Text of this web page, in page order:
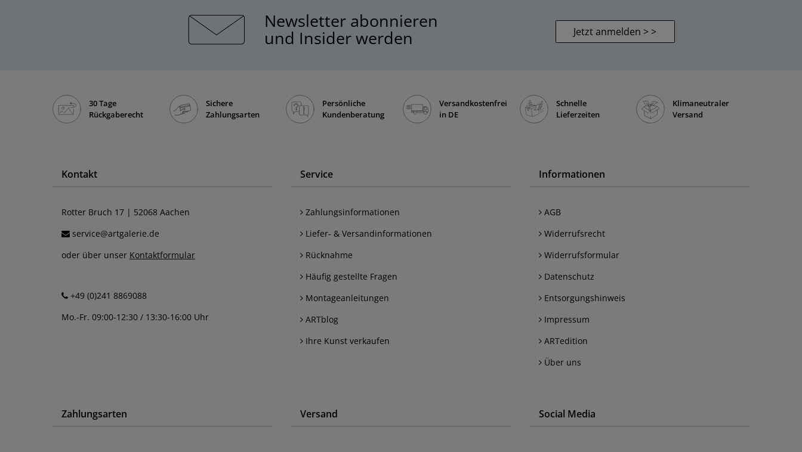
Newsletter abonnieren
und Insider werden Jetzt anmelden > >
30 Tage
Rückgaberecht
Sichere
Zahlungsarten
Persönliche
Kundenberatung
Versandkostenfrei
in DE
Schnelle
Lieferzeiten
Klimaneutraler
Versand
Kontakt
Rotter Bruch 17 | 52068 Aachen
service@artgalerie.de
oder über unser Kontaktformular
+49 (0)241 8869088
Mo.-Fr. 09:00-12:30 / 13:30-16:00 Uhr
Service
Zahlungsinformationen
Liefer- & Versandinformationen
Rücknahme
Häufig gestellte Fragen
Montageanleitungen
ARTblog
Ihre Kunst verkaufen
Informationen
AGB
Widerrufsrecht
Widerrufsformular
Datenschutz
Entsorgungshinweis
Impressum
ARTedition
Über uns
Zahlungsarten Versand Social Media